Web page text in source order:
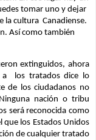
tomar uno y dejar
cultura  Canadiense.
Así como también
extinguidos, ahora
los tratados dice lo
de los ciudadanos no
nación o tribu
será reconocida como
los Estados Unidos
de cualquier tratado